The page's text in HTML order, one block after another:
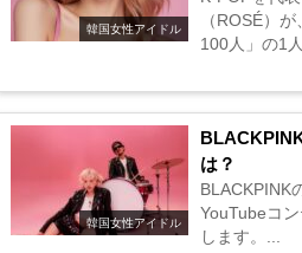
韓国女性アイドル
（ROSÉ）
100人」の1
韓国女性アイドル
は？
BLACKPINK
YouTubeコ
します。...